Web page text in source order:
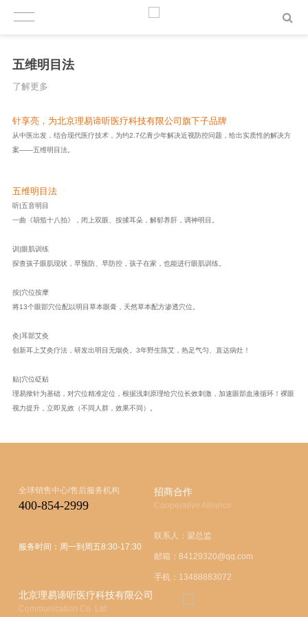
五维明目法
了解更多
针享亮，为北京理易谛听医疗科技有限公司旗下子品牌
从中医出发，结合现代医疗技术，为约2.7亿青少年解决近视防控问题，给出实质性的解决方
案——五维明目法。
五维明目法
听|五音明目
一曲《胡笳十八拍》，闭上双眼、按揉耳朵，解郁养肝，调神明目。
训|眼肌训练
探查孩子眼肌现状，早预防、早防控，孩子在家，也能进行眼肌训练。
按|穴位按摩
将13个眼部穴位配以明目草本眼膏，天然草本配方渗透穴位。
灸|耳部艾灸
创新耳上艾灸疗法，研发出明目无烟灸。3年野生陈艾，热足气匀、直达病灶！
贴|穴位砭贴
理易揿针为基础，对穴位精准定位，根据浅刺原理给穴位长效刺激，加速眼部血液循环！裸眼
视力提升，立即见效（不同人群，效果不同）。
全球销售中心/售后服务机构
400-854-2999
服务时间：周一到周五8:30-17:30
招商合作
Cooperative Alliance
联系人：梁总监
邮箱：84129320@qq.com
手机：13488883072
北京理易谛听医疗科技有限公司
Communication Co. Ltd.